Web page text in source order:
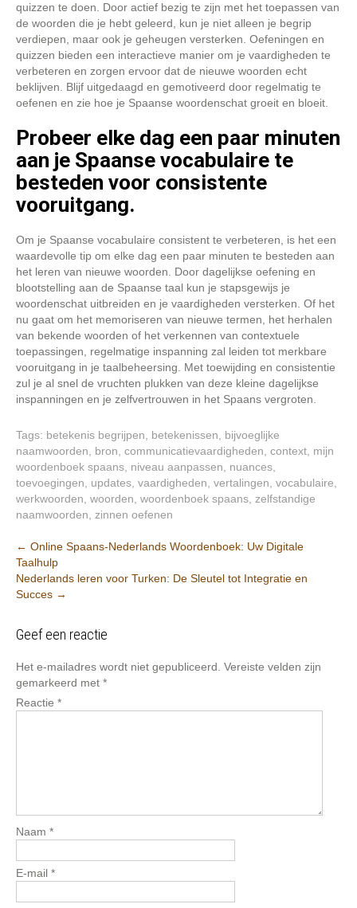
quizzen te doen. Door actief bezig te zijn met het toepassen van
de woorden die je hebt geleerd, kun je niet alleen je begrip
verdiepen, maar ook je geheugen versterken. Oefeningen en
quizzen bieden een interactieve manier om je vaardigheden te
verbeteren en zorgen ervoor dat de nieuwe woorden echt
beklijven. Blijf uitgedaagd en gemotiveerd door regelmatig te
oefenen en zie hoe je Spaanse woordenschat groeit en bloeit.
Probeer elke dag een paar minuten
aan je Spaanse vocabulaire te
besteden voor consistente
vooruitgang.
Om je Spaanse vocabulaire consistent te verbeteren, is het een
waardevolle tip om elke dag een paar minuten te besteden aan
het leren van nieuwe woorden. Door dagelijkse oefening en
blootstelling aan de Spaanse taal kun je stapsgewijs je
woordenschat uitbreiden en je vaardigheden versterken. Of het
nu gaat om het memoriseren van nieuwe termen, het herhalen
van bekende woorden of het verkennen van contextuele
toepassingen, regelmatige inspanning zal leiden tot merkbare
vooruitgang in je taalbeheersing. Met toewijding en consistentie
zul je al snel de vruchten plukken van deze kleine dagelijkse
inspanningen en je zelfvertrouwen in het Spaans vergroten.
Tags: betekenis begrijpen betekenissen
bijvoeglijke
naamwoorden
bron communicatievaardigheden context mijn
woordenboek spaans niveau aanpassen nuances
toevoegingen
updates vaardigheden vertalingen vocabulaire
werkwoorden woorden woordenboek spaans zelfstandige
naamwoorden
zinnen oefenen
Berichtnavigatie
← Online Spaans-Nederlands Woordenboek: Uw Digitale
Taalhulp
Nederlands leren voor Turken: De Sleutel tot Integratie en
Succes →
Geef een reactie
Het e-mailadres wordt niet gepubliceerd. Vereiste velden zijn
gemarkeerd met *
Reactie *
Naam *
E-mail *